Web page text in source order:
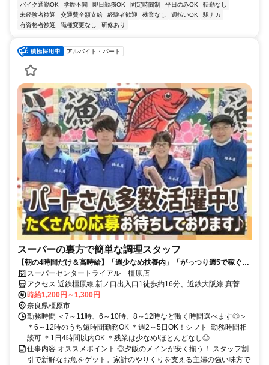
バイク通勤OK
学歴不問 即日勤務OK 固定時間制 平日のみOK
転勤なし
未経験者歓迎
交通費全額支給 経験者歓迎 残業なし 週払いOK
駅ナカ
有資格者歓迎
職種変更なし 研修あり
アルバイト・パート
スーパーの裏方で簡単な調理スタッフ
【朝の4時間だけ＆高時給】「週少なめ扶養内」「がっつり週5で稼ぐ」
もOK♪自由度高め◎午後は自分時間でWワークや家事両立も◎
スーパーセンタートライアル 橿原店
アクセス 近鉄橿原線 新ノ口出入口1徒歩約16分、近鉄大阪線 真菅徒
歩約18分、近鉄大阪線 大和八木北口徒歩約21分 近鉄「新ノ口駅」・
「真菅駅」から車で5分
時給1,200円～1,300円
奈良県橿原市
勤務時間 ＜7～11時、6～10時、8～12時など働く時間選べます◎＞
＊6～12時のうち短時間勤務OK ＊週2～5日OK！シフト･勤務時間相
談可 ＊1日4時間以内OK ＊残業は少なめ!ほとんどなし◎...
仕事内容 オススメポイント ◎夕飯のメインが安く揃う！ スタッフ割
引で新鮮なお魚をゲット。家計のやりくりを支える主婦の強い味方で